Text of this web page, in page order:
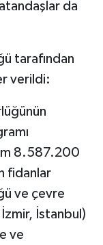
da
tarafından
verildi:
8.587.200
fidanlar
ve çevre
İstanbul)
ve